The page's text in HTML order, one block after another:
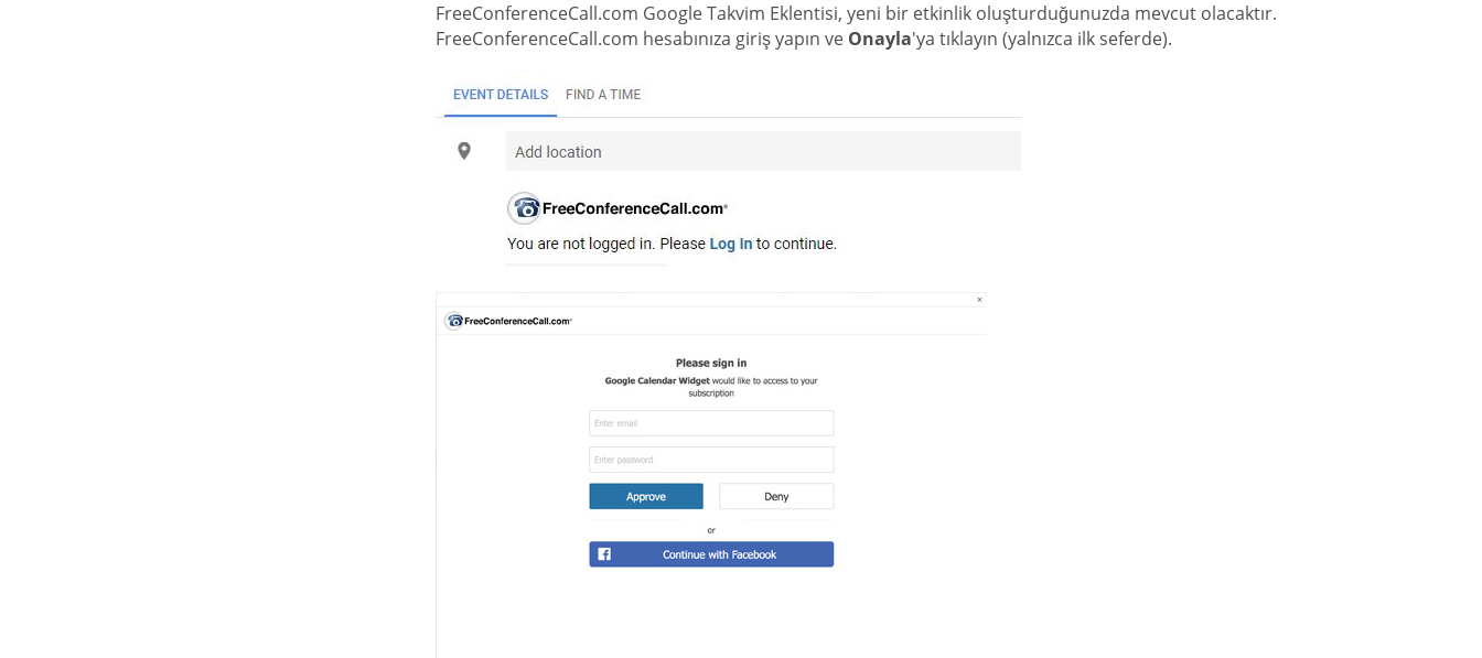
FreeConferenceCall.com Google Takvim Eklentisi, yeni bir etkinlik oluşturduğunuzda mevcut olacaktır.
FreeConferenceCall.com hesabınıza giriş yapın ve Onayla'ya tıklayın (yalnızca ilk seferde).